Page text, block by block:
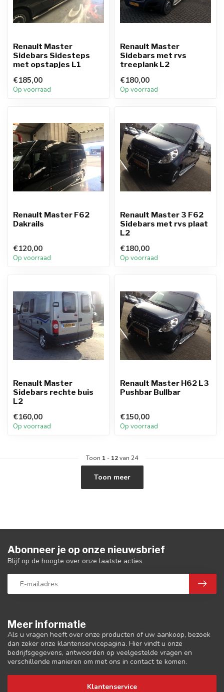
Renault Master
Sidebars Sidesteps
met opstapjes L1
€185,00
Op voorraad
Renault Master
Sidebars met rvs
treeplank L2
€180,00
Op voorraad
Renault Master F62
Dakrails
€120,00
Op voorraad
Renault Master 3 F62
Sidebars met rvs plaat
L2
€180,00
Op voorraad
Renault Master
Sidebars rechte buis
L2
€160,00
Op voorraad
Renault Master H62 L3
Pushbar Bullbar
€150,00
Op voorraad
Toon 1 - 12van 24
Toon meer
Meer informatie
Als u vragen heeft over onze producten of uw aankoop, bezoek
dan zeker onze klantenservicepagina. Hier vindt u onze
bedrijfsgegevens, antwoorden op veelgestelde vragen en
verschillende manieren om met ons in contact te komen.
Klantenservice
Abonneer je op onze nieuwsbrief
Blijf op de hoogte over onze laatste acties